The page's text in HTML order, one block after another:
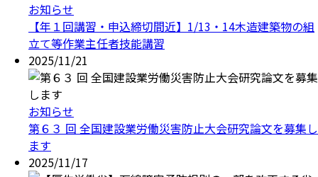
お知らせ
【年１回講習・申込締切間近】1/13・14木造建築物の組
立て等作業主任者技能講習
2025/11/21
お知らせ
第６３ 回 全国建設業労働災害防止大会研究論文を募集し
ます
2025/11/17